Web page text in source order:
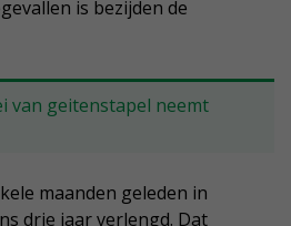
is bezijden de
van geitenstapel neemt
maanden geleden in
drie jaar verlengd. Dat